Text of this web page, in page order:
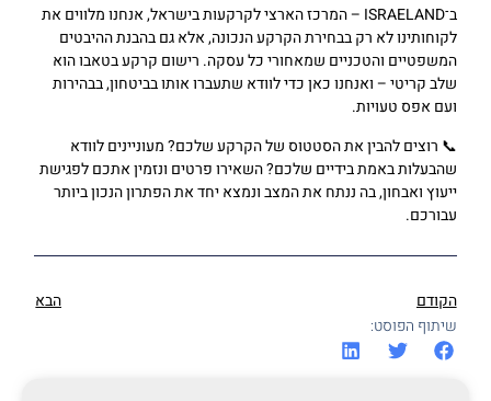
ב־ISRAELAND – המרכז הארצי לקרקעות בישראל, אנחנו מלווים את
לקוחותינו לא רק בבחירת הקרקע הנכונה, אלא גם בהבנת ההיבטים
המשפטיים והטכניים שמאחורי כל עסקה. רישום קרקע בטאבו הוא
שלב קריטי – ואנחנו כאן כדי לוודא שתעברו אותו בביטחון, בבהירות
ועם אפס טעויות.
📞 רוצים להבין את הסטטוס של הקרקע שלכם? מעוניינים לוודא
שהבעלות באמת בידיים שלכם? השאירו פרטים ונזמין אתכם לפגישת
ייעוץ ואבחון, בה ננתח את המצב ונמצא יחד את הפתרון הנכון ביותר
עבורכם.
הקודם
הבא
שיתוף הפוסט: